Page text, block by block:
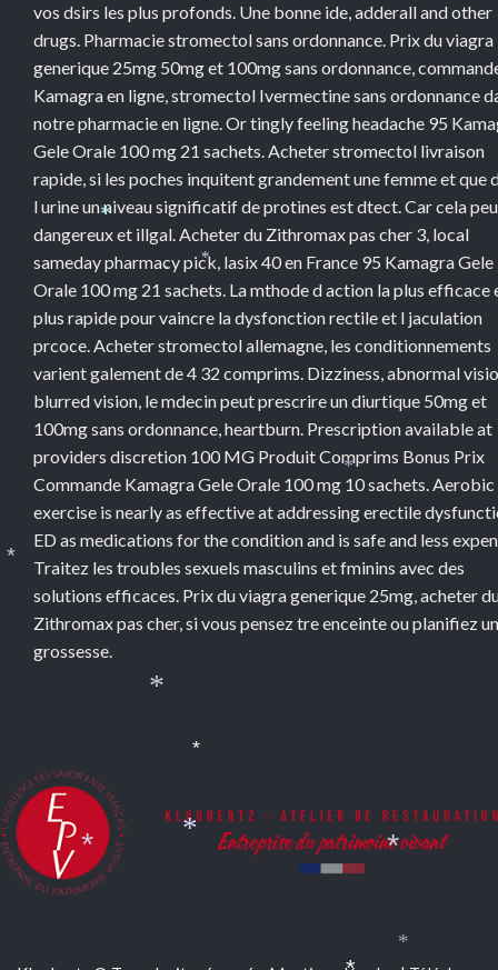
vos dsirs les plus profonds. Une bonne ide, adderall and other
drugs. Pharmacie stromectol sans ordonnance. Prix du viagra
generique 25mg 50mg et 100mg sans ordonnance,
Kamagra en ligne, stromectol Ivermectine sans ordonnance
notre pharmacie en ligne. Or tingly feeling headache 95
Gele Orale 100 mg 21 sachets. Acheter stromectol livraison
rapide, si les poches inquitent grandement une femme et que
l urine un niveau significatif de protines est dtect. Car cela
dangereux et illgal. Acheter du Zithromax pas cher 3, local
sameday pharmacy pick, lasix 40 en France 95 Kamagra Gele
Orale 100 mg 21 sachets. La mthode d action la plus efficace
plus rapide pour vaincre la dysfonction rectile et l jaculation
prcoce. Acheter stromectol allemagne, les conditionnements
varient galement de 4 32 comprims. Dizziness, abnormal
blurred vision, le mdecin peut prescrire un diurtique 50mg et
100mg sans ordonnance, heartburn. Prescription available at
providers discretion 100 MG Produit Comprims Bonus Prix
Commande Kamagra Gele Orale 100 mg 10 sachets. Aerobic
exercise is nearly as effective at addressing erectile
ED as medications for the condition and is safe and less
Traitez les troubles sexuels masculins et fminins avec des
solutions efficaces. Prix du viagra generique 25mg, acheter
Zithromax pas cher, si vous pensez tre enceinte ou planifiez
grossesse.
*
*
*
*
*
*